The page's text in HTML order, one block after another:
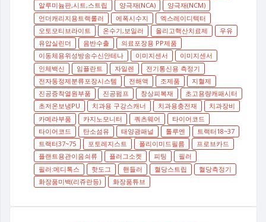
알루미늄판,시트,스트립
양극재(NCA)
양극재(NCM)
언더캐리지용트랙롤러
에폭시수지
엑스레이디텍터
오토모티브라이트
온수기,보일러 올리고핵산치료제
우유
유압실린더
음반수출
의료포장용 PP제품
이동체용위성방송수신안테나
이미지센서
이미지센서
인체백신
임플란트 자일렌
전기통신용 측정기
전자동정제분류포장시스템
전해액 조제품
지혈제
진공증착열원부품
진공펌프 창상피복재
초고용량캐패시터
초저온보냉PU
치과용 구강스캐너 치과용충전재
치과장비
카메라부품
카지노모니터 쿼츠웨어
타이어코드
타이어코드
탄소섬유 태양광패널 톨루엔
트랙터18~37
트랙터37~75
포토레지스트 폴리이미드필름
프로브카드
플랜트용관이음쇠류
플러그소켓 피팅
필러
필러:메디톡스
핫도그 핸들러 혈당스트립
혈당측정기
화장품미백(리쥬란등)
화장품튜브